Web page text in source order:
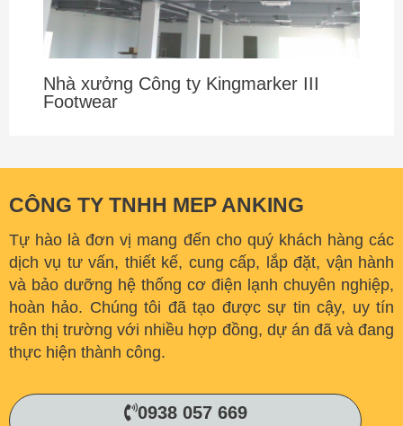
Nhà xưởng Công ty Kingmarker III
Footwear
CÔNG TY TNHH MEP ANKING
Tự hào là đơn vị mang đến cho quý khách hàng các
dịch vụ tư vấn, thiết kế, cung cấp, lắp đặt, vận hành
và bảo dưỡng hệ thống cơ điện lạnh chuyên nghiệp,
hoàn hảo. Chúng tôi đã tạo được sự tin cậy, uy tín
trên thị trường với nhiều hợp đồng, dự án đã và đang
thực hiện thành công.
0938 057 669